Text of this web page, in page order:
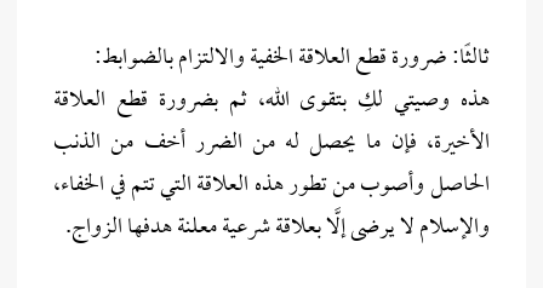
ثالثًا: ضرورة قطع العلاقة الخفية والالتزام بالضوابط:
هذه وصيتي لكِ بتقوى الله، ثم بضرورة قطع العلاقة
الأخيرة، فإن ما يحصل له من الضرر أخف من الذنب
الحاصل وأصوب من تطور هذه العلاقة التي تتم في الخفاء،
والإسلام لا يرضى إلَّا بعلاقة شرعية معلنة هدفها الزواج.